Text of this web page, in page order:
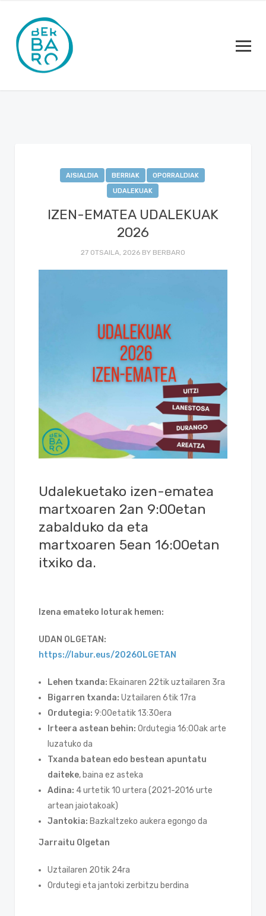
AISIALDIA BERRIAK
OPORRALDIAK
UDALEKUAK
IZEN-EMATEA UDALEKUAK
2026
27 OTSAILA, 2026 BY BERBARO
Udalekuetako izen-ematea
martxoaren 2an 9:00etan
zabalduko da eta
martxoaren 5ean 16:00etan
itxiko da.
Izena emateko loturak hemen:
UDAN OLGETAN:
https://labur.eus/2026OLGETAN
Lehen txanda: Ekainaren 22tik uztailaren 3ra
Bigarren txanda: Uztailaren 6tik 17ra
Ordutegia: 9:00etatik 13:30era
Irteera astean behin: Ordutegia 16:00ak arte
luzatuko da
Txanda batean edo bestean apuntatu
daiteke, baina ez asteka
Adina: 4 urtetik 10 urtera (2021-2016 urte
artean jaiotakoak)
Jantokia: Bazkaltzeko aukera egongo da
Jarraitu Olgetan
Uztailaren 20tik 24ra
Ordutegi eta jantoki zerbitzu berdina